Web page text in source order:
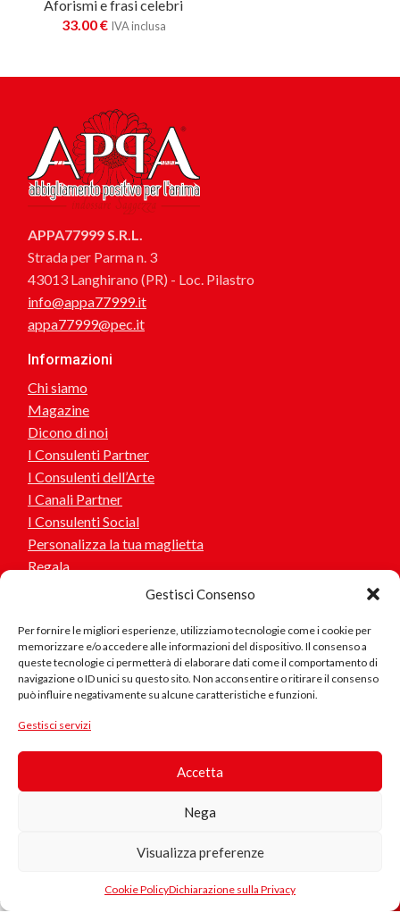
Gestisci Consenso
Per fornire le migliori esperienze, utilizziamo tecnologie come i cookie per
memorizzare e/o accedere alle informazioni del dispositivo. Il consenso a
queste tecnologie ci permetterà di elaborare dati come il comportamento di
navigazione o ID unici su questo sito. Non acconsentire o ritirare il consenso
può influire negativamente su alcune caratteristiche e funzioni.
Gestisci servizi
Accetta
Nega
Visualizza preferenze
Cookie PolicyDichiarazione sulla Privacy
Aforismi e frasi celebri
33.00€ IVA inclusa
APPA77999 S.R.L.
Strada per Parma n. 3
43013 Langhirano (PR) - Loc. Pilastro
info@appa77999.it
appa77999@pec.it
Informazioni
Chi siamo
Magazine
Dicono di noi
I Consulenti Partner
I Consulenti dell’Arte
I Canali Partner
I Consulenti Social
Personalizza la tua maglietta
Regala
Aiuto
Contattaci
Sei interessato a collaborare o suggerirci idee? scrivici!
Se riscontri problemi nel sito, errore nei testi, collegamenti
trova…
33.00€
IVA
Biologico
Questo
prodotto è
con cotone
certificato,